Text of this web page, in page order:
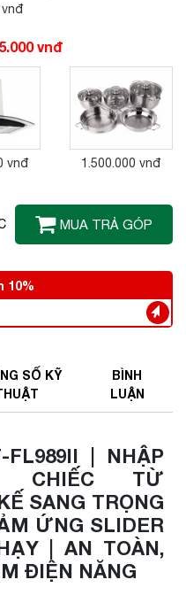
vnđ
vnđ
vnđ 1.500.000 vnđ
MUA TRẢ GÓP
10%
SỐ KỸ
BÌNH
LUẬN
| NHẬP
CHIẾC TỪ
SANG TRỌNG
ỨNG SLIDER
| AN TOÀN,
ĐIỆN NĂNG